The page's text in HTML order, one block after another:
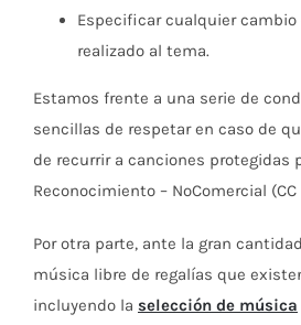
Especificar cualquier cambio
realizado al tema.
Estamos frente a una serie de
sencillas de respetar en caso de
de recurrir a canciones protegidas
Reconocimiento – NoComercial (CC
Por otra parte, ante la gran
música libre de regalías que
incluyendo la selección de música